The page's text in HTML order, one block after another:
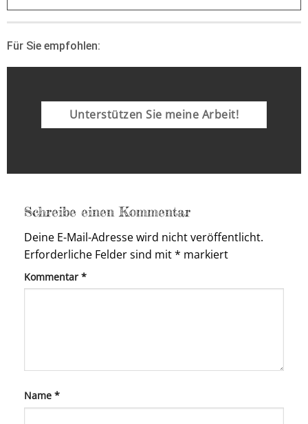
Für Sie empfohlen:
Unterstützen Sie meine Arbeit!
Schreibe einen Kommentar
Deine E-Mail-Adresse wird nicht veröffentlicht.
Erforderliche Felder sind mit* markiert
Kommentar *
Name *